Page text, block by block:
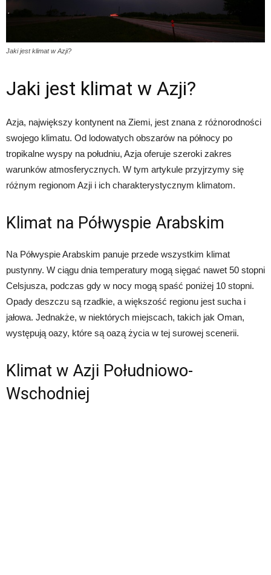
Jaki jest klimat w Azji?
Jaki jest klimat w Azji?
Azja, największy kontynent na Ziemi, jest znana z różnorodności
swojego klimatu. Od lodowatych obszarów na północy po
tropikalne wyspy na południu, Azja oferuje szeroki zakres
warunków atmosferycznych. W tym artykule przyjrzymy się
różnym regionom Azji i ich charakterystycznym klimatom.
Klimat na Półwyspie Arabskim
Na Półwyspie Arabskim panuje przede wszystkim klimat
pustynny. W ciągu dnia temperatury mogą sięgać nawet 50 stopni
Celsjusza, podczas gdy w nocy mogą spaść poniżej 10 stopni.
Opady deszczu są rzadkie, a większość regionu jest sucha i
jałowa. Jednakże, w niektórych miejscach, takich jak Oman,
występują oazy, które są oazą życia w tej surowej scenerii.
Klimat w Azji Południowo-
Wschodniej